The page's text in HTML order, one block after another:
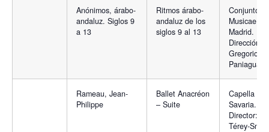
Anónimos, árabo-
andaluz. Siglos 9
a 13
Ritmos árabo-
andaluz de los
siglos 9 al 13
Conjunto
Musicae de
Madrid.
Dirección:
Gregorio
Paniagua
Rameau, Jean-
Philippe
Ballet Anacréon
– Suite
Capella
Savaria.
Director:
Térey-Smith